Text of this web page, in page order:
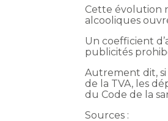
Cette évolution
alcooliques
Un coefficient
publicités
Autrement dit,
de la TVA, les
du Code de la
Sources :